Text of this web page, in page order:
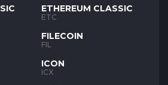
ETHEREUM CLASSIC
ETC
FILECOIN
FIL
ICON
ICX